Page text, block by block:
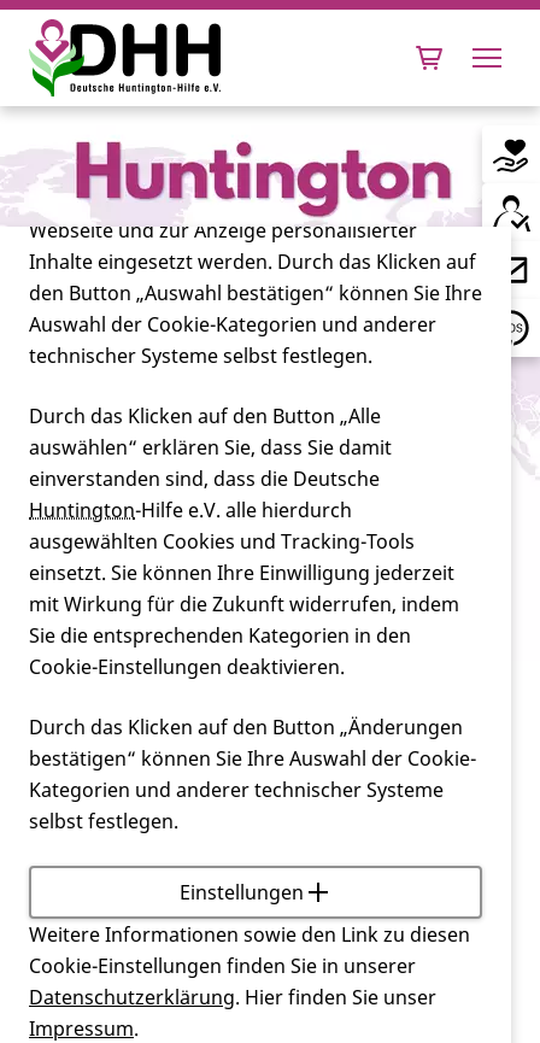
Leben mit Huntington
Forschung
Miteinander
Verein
Service
Aufmerksamkeitsmonat Mai 2026
Mai war Huntington-Awareness-Monat
Cookie-Einstellungen
Diese Webseite setzt verschiedene Cookies und
Tracking-Tools ein. Dies beinhaltet Cookies und
Tracking-Tools, die für den Betrieb der Webseite
technisch notwendig sind, die zu statistischen
Zwecken sowie zur besseren Bedienbarkeit der
Webseite und zur Anzeige personalisierter
Inhalte eingesetzt werden. Durch das Klicken auf
den Button „Auswahl bestätigen“ können Sie Ihre
Auswahl der Cookie-Kategorien und anderer
technischer Systeme selbst festlegen.
Durch das Klicken auf den Button „Alle
auswählen“ erklären Sie, dass Sie damit
einverstanden sind, dass die Deutsche
Huntington-Hilfe e.V. alle hierdurch
ausgewählten Cookies und Tracking-Tools
einsetzt. Sie können Ihre Einwilligung jederzeit
mit Wirkung für die Zukunft widerrufen, indem
Sie die entsprechenden Kategorien in den
Cookie-Einstellungen deaktivieren.
Durch das Klicken auf den Button „Änderungen
bestätigen“ können Sie Ihre Auswahl der Cookie-
Kategorien und anderer technischer Systeme
selbst festlegen.
Einstellungen
Weitere Informationen sowie den Link zu diesen
Cookie-Einstellungen finden Sie in unserer
Datenschutzerklärung. Hier finden Sie unser
Impressum.